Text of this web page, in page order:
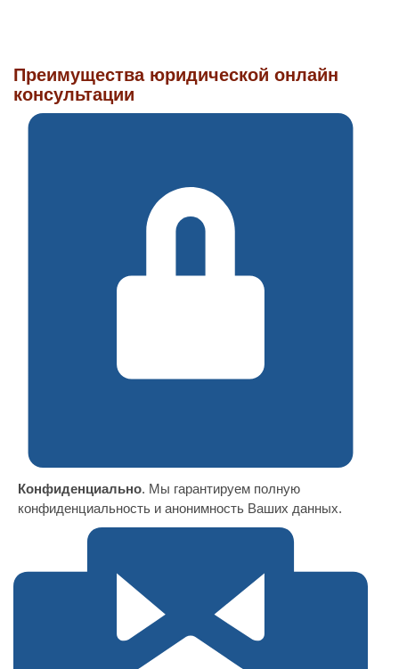
Преимущества юридической онлайн
консультации
Конфиденциально. Мы гарантируем полную
конфиденциальность и анонимность Ваших данных.